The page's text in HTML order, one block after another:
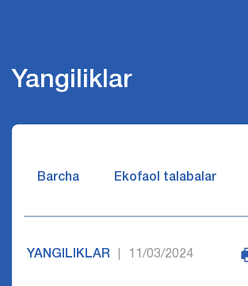
Yangiliklar
Barcha Ekofaol talabalar
YANGILIKLAR 11/03/2024